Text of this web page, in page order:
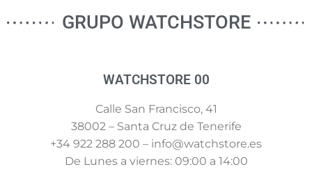
GRUPO WATCHSTORE
WATCHSTORE 00
Calle San Francisco, 41
38002 – Santa Cruz de Tenerife
+34 922 288 200 – info@watchstore.es
De Lunes a viernes: 09:00 a 14:00